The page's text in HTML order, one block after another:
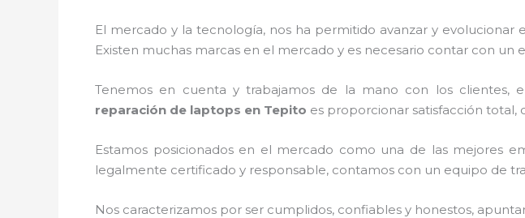
El mercado y la tecnología, nos ha permitido avanzar y evolucionar
Existen muchas marcas en el mercado y es necesario contar con
Tenemos en cuenta y trabajamos de la mano con los clientes,
reparación de laptops en Tepito es proporcionar satisfacción total,
Estamos posicionados en el mercado como una de las mejores
legalmente certificado y responsable, contamos con un equipo de
Nos caracterizamos por ser cumplidos, confiables y honestos,